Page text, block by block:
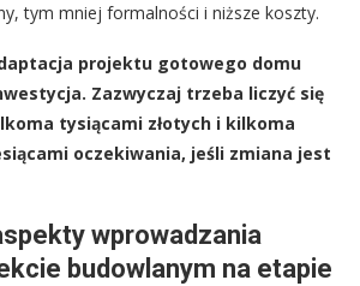
tym mniej formalności i niższe koszty.
projektu gotowego domu
Zazwyczaj trzeba liczyć się
tysiącami złotych i kilkoma
oczekiwania, jeśli zmiana jest
wprowadzania
budowlanym na etapie